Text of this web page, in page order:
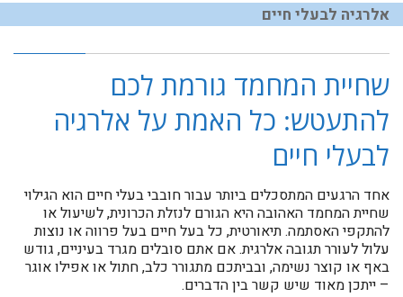
אלרגיה לבעלי חיים
שחיית המחמד גורמת לכם
להתעטש: כל האמת על אלרגיה
לבעלי חיים
אחד הרגעים המתסכלים ביותר עבור חובבי בעלי חיים הוא הגילוי
שחיית המחמד האהובה היא הגורם לנזלת הכרונית, לשיעול או
להתקפי האסתמה. תיאורטית, כל בעל חיים בעל פרווה או נוצות
עלול לעורר תגובה אלרגית. אם אתם סובלים מגרד בעיניים, גודש
באף או קוצר נשימה, ובביתכם מתגורר כלב, חתול או אפילו אוגר
– ייתכן מאוד שיש קשר בין הדברים.